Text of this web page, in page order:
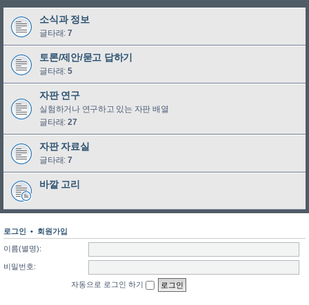
소식과 정보
글타래: 7
토론/제안/묻고 답하기
글타래: 5
자판 연구
실험하거나 연구하고 있는 자판 배열
글타래: 27
자판 자료실
글타래: 7
바깥 고리
로그인 • 회원가입
이름(별명):
비밀번호:
자동으로 로그인 하기